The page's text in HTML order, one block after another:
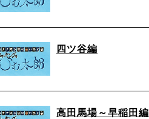
四ツ谷編
高田馬場～早稲田編